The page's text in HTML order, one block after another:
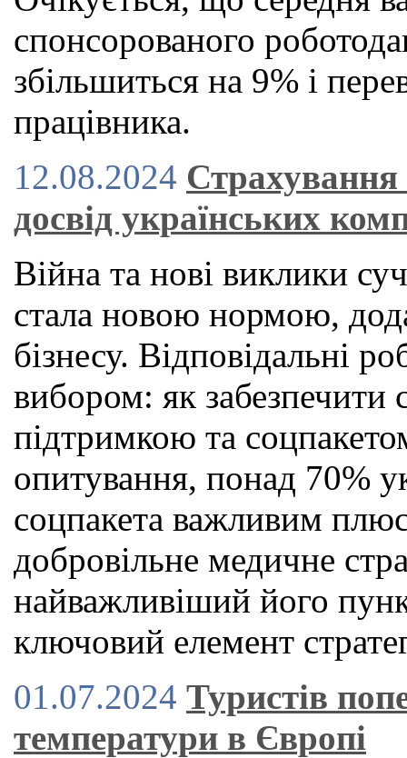
спонсорованого
збільшиться на 9% і
працівника.
12.08.2024 Страхування
досвід українських
Війна та нові виклики
стала новою нормою,
бізнесу. Відповідальні
вибором: як забезпечити
підтримкою та
опитування, понад 70%
соцпакета важливим
добровільне медичне
найважливіший його
ключовий елемент
01.07.2024 Туристів
температури в Європі